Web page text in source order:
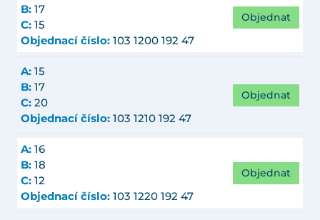
B: 17
C: 15
Objednací číslo: 103 1200 192 47
Objednat
A: 15
B: 17
C: 20
Objednací číslo: 103 1210 192 47
Objednat
A: 16
B: 18
C: 12
Objednací číslo: 103 1220 192 47
Objednat